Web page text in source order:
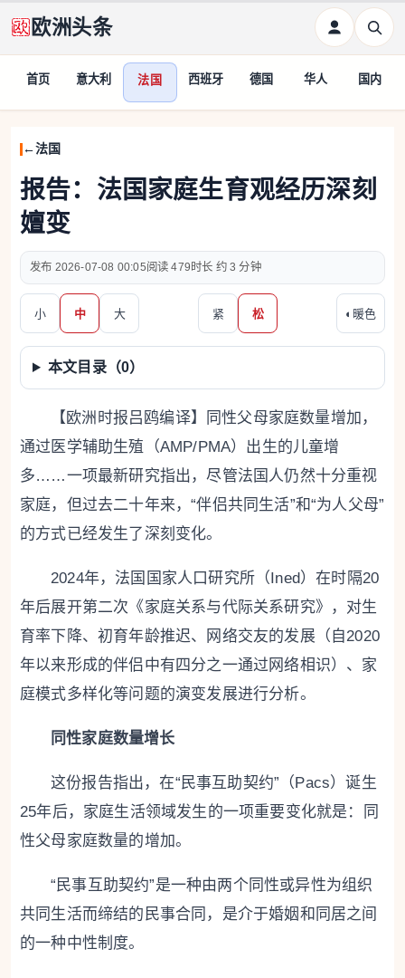
欧洲头条
首页 意大利 法国 西班牙 德国 华人 国内
法国
报告：法国家庭生育观经历深刻
嬗变
2026-07-08 00:05 479 约 3 分钟
小 中 大 紧 松 ◐ 暖色
本文目录（0）
【欧洲时报吕鸥编译】同性父母家庭数量增加，
通过医学辅助生殖（AMP/PMA）出生的儿童增
多……一项最新研究指出，尽管法国人仍然十分重视
家庭，但过去二十年来，“伴侣共同生活”和“为人父母”
的方式已经发生了深刻变化。
2024年，法国国家人口研究所（Ined）在时隔20
年后展开第二次《家庭关系与代际关系研究》，对生
育率下降、初育年龄推迟、网络交友的发展（自2020
年以来形成的伴侣中有四分之一通过网络相识）、家
庭模式多样化等问题的演变发展进行分析。
同性家庭数量增长
这份报告指出，在“民事互助契约”（Pacs）诞生
25年后，家庭生活领域发生的一项重要变化就是：同
性父母家庭数量的增加。
“民事互助契约”是一种由两个同性或异性为组织
共同生活而缔结的民事合同，是介于婚姻和同居之间
的一种中性制度。